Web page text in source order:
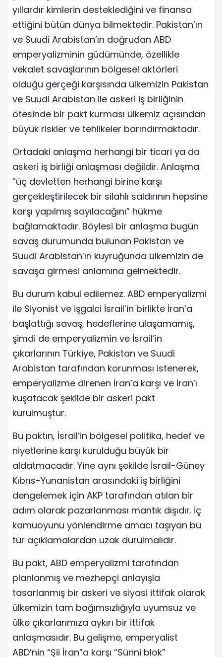
yıllardır kimlerin desteklediğini ve finansa
ettiğini bütün dünya bilmektedir. Pakistan’ın
ve Suudi Arabistan’ın doğrudan ABD
emperyalizminin güdümünde, özellikle
vekalet savaşlarının bölgesel aktörleri
olduğu gerçeği karşısında ülkemizin Pakistan
ve Suudi Arabistan ile askeri iş birliğinin
ötesinde bir pakt kurması ülkemiz açısından
büyük riskler ve tehlikeler barındırmaktadır.
Ortadaki anlaşma herhangi bir ticari ya da
askeri iş birliği anlaşması değildir. Anlaşma
“üç devletten herhangi birine karşı
gerçekleştirilecek bir silahlı saldırının hepsine
karşı yapılmış sayılacağını” hükme
bağlamaktadır. Böylesi bir anlaşma bugün
savaş durumunda bulunan Pakistan ve
Suudi Arabistan’ın kuyruğunda ülkemizin de
savaşa girmesi anlamına gelmektedir.
Bu durum kabul edilemez. ABD emperyalizmi
ile Siyonist ve işgalci İsrail’in birlikte İran’a
başlattığı savaş, hedeflerine ulaşamamış,
şimdi de emperyalizmin ve İsrail’in
çıkarlarının Türkiye, Pakistan ve Suudi
Arabistan tarafından korunması istenerek,
emperyalizme direnen İran’a karşı ve İran’ı
kuşatacak şekilde bir askeri pakt
kurulmuştur.
Bu paktın, İsrail’in bölgesel politika, hedef ve
niyetlerine karşı kurulduğu büyük bir
aldatmacadır. Yine aynı şekilde İsrail-Güney
Kıbrıs-Yunanistan arasındaki iş birliğini
dengelemek için AKP tarafından atılan bir
adım olarak pazarlanması mantık dışıdır. İç
kamuoyunu yönlendirme amacı taşıyan bu
tür açıklamalardan uzak durulmalıdır.
Bu pakt, ABD emperyalizmi tarafından
planlanmış ve mezhepçi anlayışla
tasarlanmış bir askeri ve siyasi ittifak olarak
ülkemizin tam bağımsızlığıyla uyumsuz ve
ülke çıkarlarımıza aykırı bir ittifak
anlaşmasıdır. Bu gelişme, emperyalist
ABD’nin “Şii İran”a karşı “Sünni blok”